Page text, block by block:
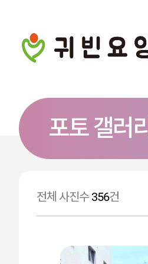
포토 갤러리
전체 사진수356건